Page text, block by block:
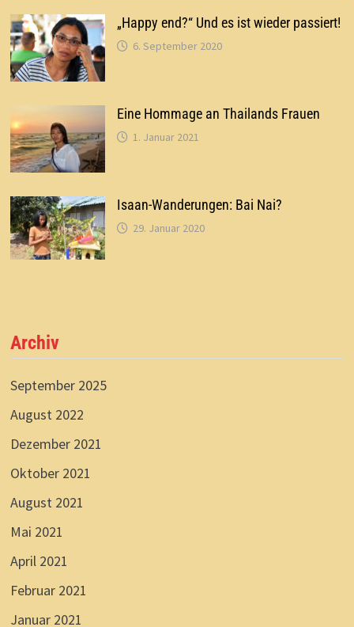
„Happy end?“ Und es ist wieder passiert!
6. September 2020
Eine Hommage an Thailands Frauen
1. Januar 2021
Isaan-Wanderungen: Bai Nai?
29. Januar 2020
Archiv
September 2025
August 2022
Dezember 2021
Oktober 2021
August 2021
Mai 2021
April 2021
Februar 2021
Januar 2021